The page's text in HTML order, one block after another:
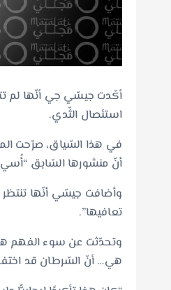
أكّدت جيسّي جي أنّها لم
استئصال الثّدي.
في هذا السّياق، صرّحت
أنّ منشورها السّابق
وأضافت جيسّي أنّها تنتظر
تعافيها”.
وتحدّثت عن سوء الفهم
هي… أنّ السّرطان قد